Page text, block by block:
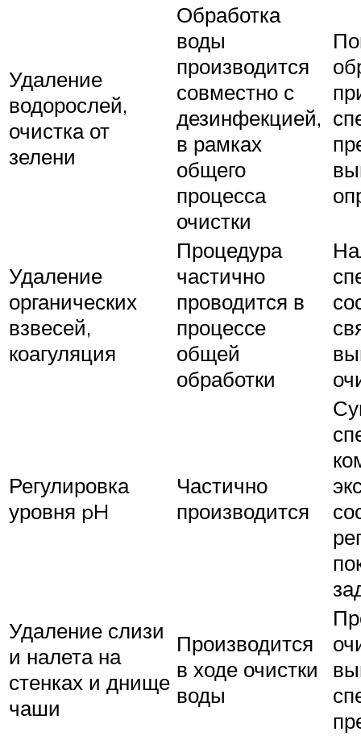
Удаление
водорослей,
очистка от
зелени
Обработка
воды
производится
совместно с
дезинфекцией,
в рамках
общего
процесса
очистки
Удаление
органических
взвесей,
коагуляция
Процедура
частично
проводится в
процессе
общей
обработки
Регулировка
уровня pH
Частично
производится
Удаление слизи
и налета на
стенках и днище
чаши
Производится
в ходе очистки
воды